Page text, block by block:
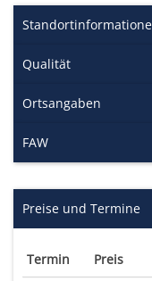
Qualität
Ortsangaben
FAW
Preise und Termine
Termin Preis